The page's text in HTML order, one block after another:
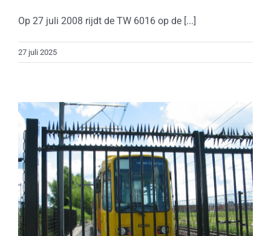
Op 27 juli 2008 rijdt de TW 6016 op de [...]
27 juli 2025